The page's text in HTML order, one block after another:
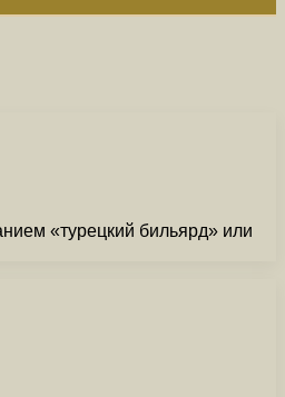
«турецкий бильярд» или